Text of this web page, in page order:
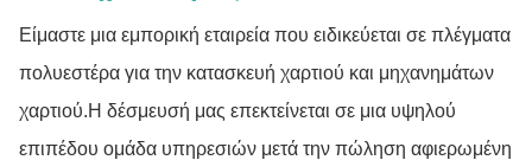
Είμαστε μια εμπορική εταιρεία που ειδικεύεται σε πλέγματα
πολυεστέρα για την κατασκευή χαρτιού και μηχανημάτων
χαρτιού.Η δέσμευσή μας επεκτείνεται σε μια υψηλού
επιπέδου ομάδα υπηρεσιών μετά την πώληση αφιερωμένη